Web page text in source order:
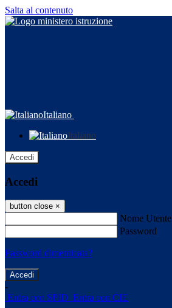
Salta al contenuto
Italiano
Italiano
Accedi
Accedi
button close ×
Nome Utente
Password
Password dimenticata?
-
Entra con SPID Entra con CIE